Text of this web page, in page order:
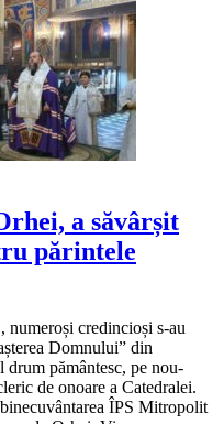
a săvârșit
părintele
numeroși credincioși s-au
Domnului” din
pământesc, pe nou-
de onoare a Catedralei.
ÎPS Mitropolit